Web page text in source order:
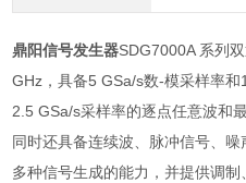
鼎阳信号发生器SDG7000A 系列
GHz，具备5 GSa/s数-模采样率
2.5 GSa/s采样率的逐点任意波和
同时还具备连续波、脉冲信号、
多种信号生成的能力，并提供调